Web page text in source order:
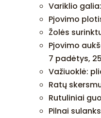
Variklio
Pjovimo
Žolės
Pjovimo
7 padėtys,
Važiuoklė:
Ratų
Rutuliniai
Pilnai